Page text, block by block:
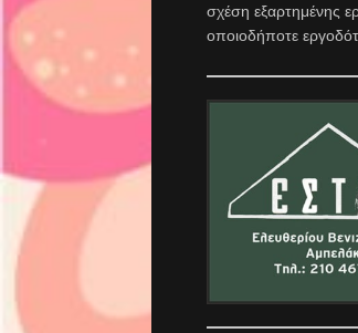
σχέση εξαρτημένης
οποιοδήποτε